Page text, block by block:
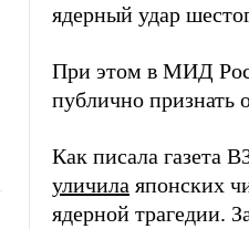
ядерный удар
При этом в МИД
публично признать
Как писала газета
уличила японских
ядерной трагедии.